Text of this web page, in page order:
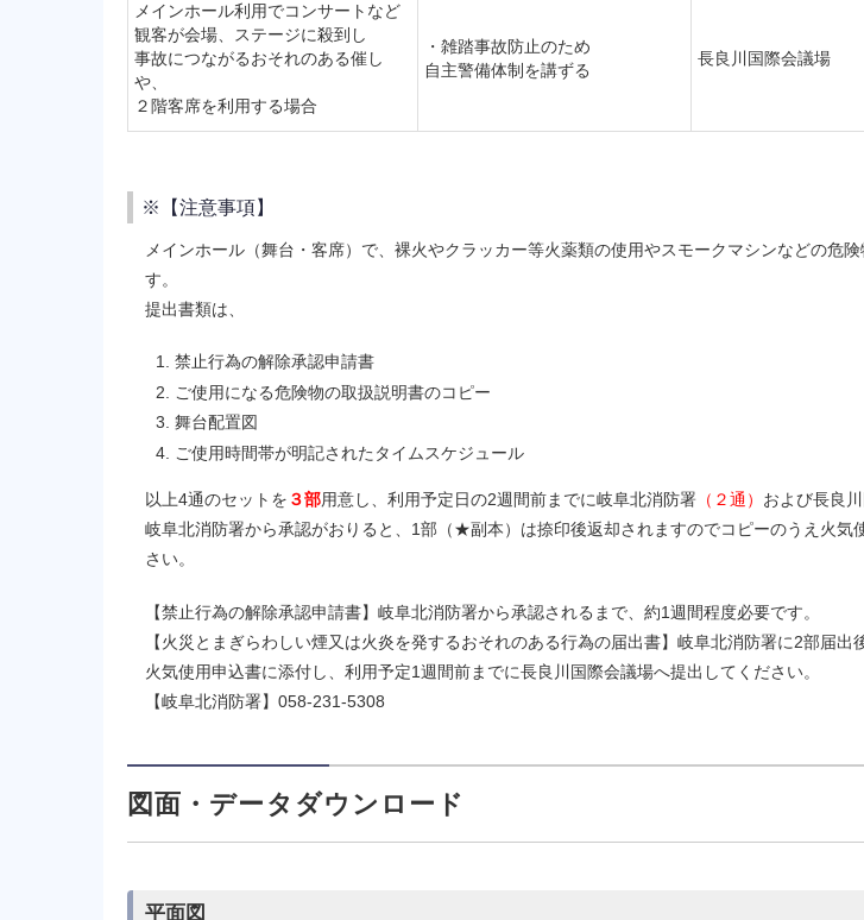
メインホール利用でコンサートなど
観客が会場、ステージに殺到し
事故につながるおそれのある催し
や、
２階客席を利用する場合
・雑踏事故防止のため
自主警備体制を講ずる
長良川国際会議場
※【注意事項】
メインホール（舞台・客席）で、裸火やクラッカー等火薬類の使用やスモークマシンなどの危
す。
提出書類は、
禁止行為の解除承認申請書
ご使用になる危険物の取扱説明書のコピー
舞台配置図
ご使用時間帯が明記されたタイムスケジュール
以上4通のセットを ３部用意し、利用予定日の2週間前までに岐阜北消防署 （２通） および長良
岐阜北消防署から承認がおりると、1部（★副本）は捺印後返却されますのでコピーのうえ火
さい。
【禁止行為の解除承認申請書】岐阜北消防署から承認されるまで、約1週間程度必要です。
【火災とまぎらわしい煙又は火炎を発するおそれのある行為の届出書】岐阜北消防署に2部届
火気使用申込書に添付し、利用予定1週間前までに長良川国際会議場へ提出してください。
【岐阜北消防署】058-231-5308
図面・データダウンロード
平面図